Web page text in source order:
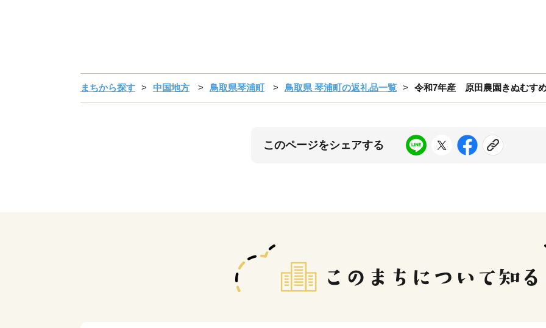
まちから探す 中国地方 鳥取県琴浦町 鳥取県 琴浦町の返礼品一覧 令和7年産 原田農園きぬむす
このページをシェアする